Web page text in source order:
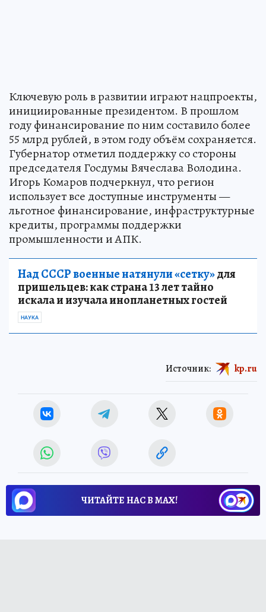
Ключевую роль в развитии играют нацпроекты,
инициированные президентом. В прошлом
году финансирование по ним составило более
55 млрд рублей, в этом году объём сохраняется.
Губернатор отметил поддержку со стороны
председателя Госдумы Вячеслава Володина.
Игорь Комаров подчеркнул, что регион
использует все доступные инструменты —
льготное финансирование, инфраструктурные
кредиты, программы поддержки
промышленности и АПК.
Над СССР военные натянули «сетку»для
пришельцев: как страна 13 лет тайно
искала и изучала инопланетных гостей
НАУКА
Источник: kp.ru
ЧИТАЙТЕ НАС В МАХ!